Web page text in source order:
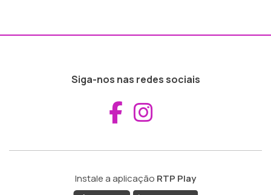
Siga-nos nas redes sociais
Aceder ao
Instale a aplicação RTP Play